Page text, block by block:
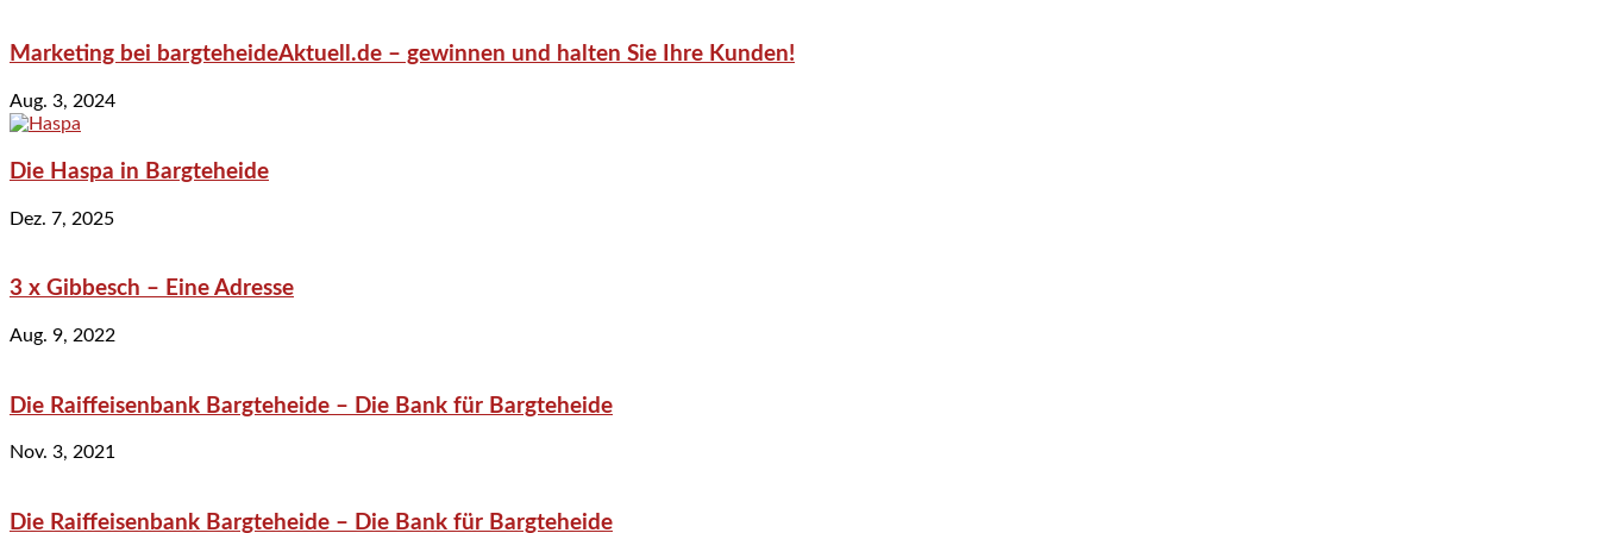
Marketing bei bargteheideAktuell.de – gewinnen und halten Sie Ihre Kunden!
Aug. 3, 2024
Die Haspa in Bargteheide
Dez. 7, 2025
3 x Gibbesch – Eine Adresse
Aug. 9, 2022
Die Raiffeisenbank Bargteheide – Die Bank für Bargteheide
Nov. 3, 2021
Die Raiffeisenbank Bargteheide – Die Bank für Bargteheide